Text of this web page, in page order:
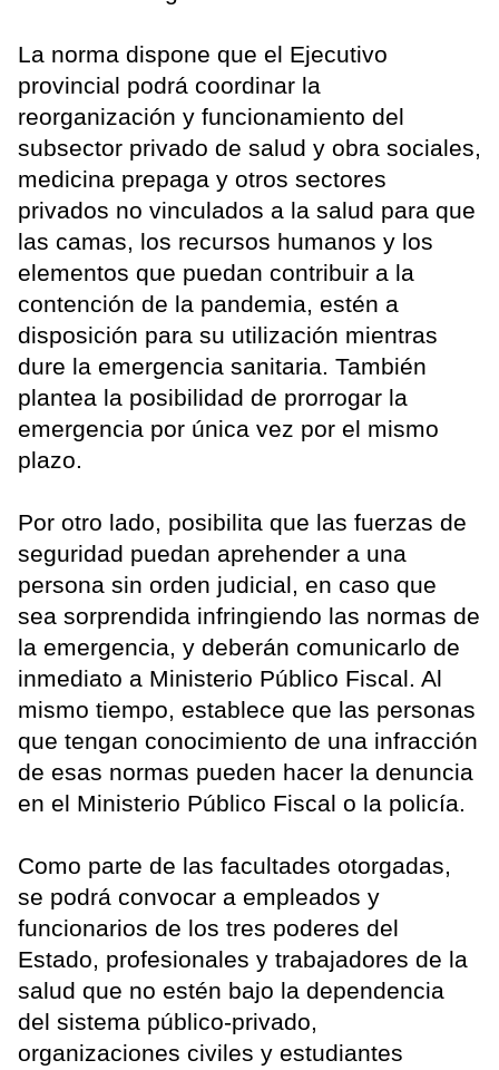
La norma dispone que el Ejecutivo
provincial podrá coordinar la
reorganización y funcionamiento del
subsector privado de salud y obra sociales,
medicina prepaga y otros sectores
privados no vinculados a la salud para que
las camas, los recursos humanos y los
elementos que puedan contribuir a la
contención de la pandemia, estén a
disposición para su utilización mientras
dure la emergencia sanitaria. También
plantea la posibilidad de prorrogar la
emergencia por única vez por el mismo
plazo.
Por otro lado, posibilita que las fuerzas de
seguridad puedan aprehender a una
persona sin orden judicial, en caso que
sea sorprendida infringiendo las normas de
la emergencia, y deberán comunicarlo de
inmediato a Ministerio Público Fiscal. Al
mismo tiempo, establece que las personas
que tengan conocimiento de una infracción
de esas normas pueden hacer la denuncia
en el Ministerio Público Fiscal o la policía.
Como parte de las facultades otorgadas,
se podrá convocar a empleados y
funcionarios de los tres poderes del
Estado, profesionales y trabajadores de la
salud que no estén bajo la dependencia
del sistema público-privado,
organizaciones civiles y estudiantes